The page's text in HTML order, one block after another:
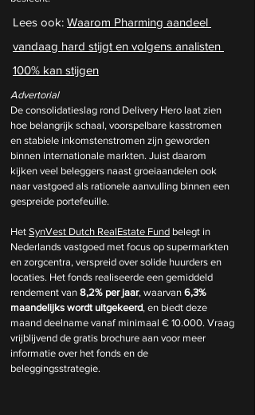
Lees ook: Waarom Pharming aandeel
vandaag hard stijgt en volgens analisten
100% kan stijgen
Advertorial
De consolidatieslag rond Delivery Hero laat zien
hoe belangrijk schaal, voorspelbare kasstromen
en stabiele inkomstenstromen zijn geworden
binnen internationale markten. Juist daarom
kijken veel beleggers naast groeiaandelen ook
naar vastgoed als rationele aanvulling binnen een
gespreide portefeuille.
Het SynVest Dutch RealEstate Fund belegt in
Nederlands vastgoed met focus op supermarkten
en zorgcentra, verspreid over solide huurders en
locaties. Het fonds realiseerde een gemiddeld
rendement van 8,2% per jaar, waarvan 6,3%
maandelijks wordt uitgekeerd, en biedt deze
maand deelname vanaf minimaal € 10.000. Vraag
vrijblijvend de gratis brochure aan voor meer
informatie over het fonds en de
beleggingsstrategie.